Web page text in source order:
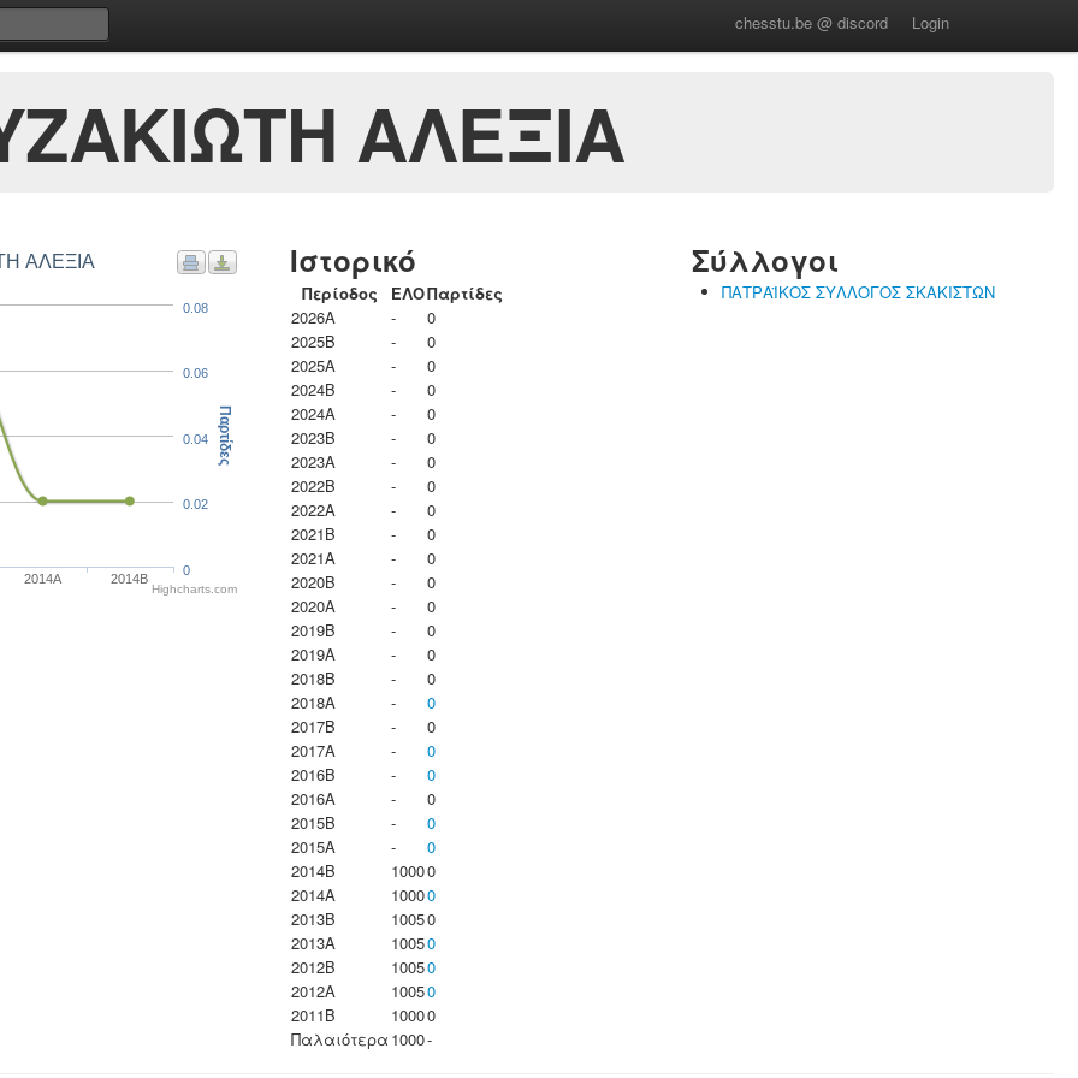
chesstu.be @ discord Login
ΑΛΕΞΙΑ
ΑΛΕΞΙΑ
2014A 2014B
0
0.02
0.04
0.06
0.08
Παρτίδες
Highcharts.com
Ιστορικό
Περίοδος ΕΛΟΠαρτίδες
2026A
-
0
2025B
-
0
2025A
-
0
2024B
-
0
2024A
-
0
2023B
-
0
2023Α
-
0
2022B
-
0
2022A
-
0
2021B
-
0
2021A
-
0
2020B
-
0
2020A
-
0
2019B
-
0
2019A
-
0
2018B
-
0
2018A
-
0
2017B
-
0
2017A
-
0
2016B
-
0
2016A
-
0
2015B
-
0
2015A
-
0
2014B
10000
2014A
10000
2013B
10050
2013A
10050
2012B
10050
2012A
10050
2011B
10000
Παλαιότερα 1000-
Σύλλογοι
ΠΑΤΡΑΪΚΟΣ ΣΥΛΛΟΓΟΣ ΣΚΑΚΙΣΤΩΝ